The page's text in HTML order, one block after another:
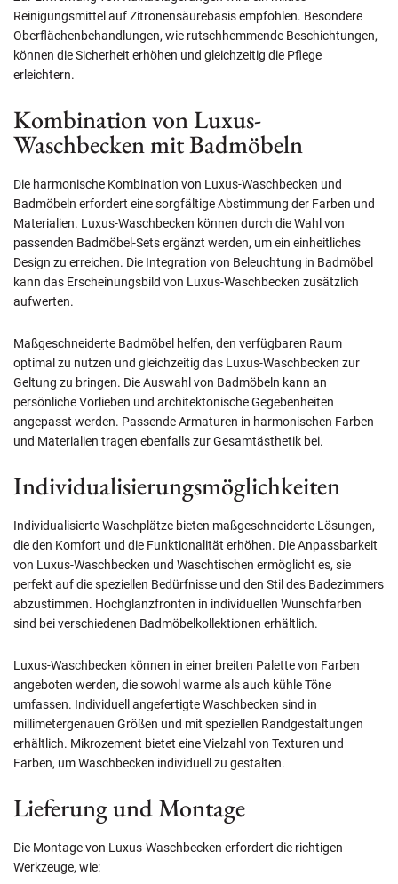
Reinigungsmittel auf Zitronensäurebasis empfohlen. Besondere
Oberflächenbehandlungen, wie rutschhemmende Beschichtungen,
können die Sicherheit erhöhen und gleichzeitig die Pflege
erleichtern.
Kombination von Luxus-
Waschbecken mit Badmöbeln
Die harmonische Kombination von Luxus-Waschbecken und
Badmöbeln erfordert eine sorgfältige Abstimmung der Farben und
Materialien. Luxus-Waschbecken können durch die Wahl von
passenden Badmöbel-Sets ergänzt werden, um ein einheitliches
Design zu erreichen. Die Integration von Beleuchtung in Badmöbel
kann das Erscheinungsbild von Luxus-Waschbecken zusätzlich
aufwerten.
Maßgeschneiderte Badmöbel helfen, den verfügbaren Raum
optimal zu nutzen und gleichzeitig das Luxus-Waschbecken zur
Geltung zu bringen. Die Auswahl von Badmöbeln kann an
persönliche Vorlieben und architektonische Gegebenheiten
angepasst werden. Passende Armaturen in harmonischen Farben
und Materialien tragen ebenfalls zur Gesamtästhetik bei.
Individualisierungsmöglichkeiten
Individualisierte Waschplätze bieten maßgeschneiderte Lösungen,
die den Komfort und die Funktionalität erhöhen. Die Anpassbarkeit
von Luxus-Waschbecken und Waschtischen ermöglicht es, sie
perfekt auf die speziellen Bedürfnisse und den Stil des Badezimmers
abzustimmen. Hochglanzfronten in individuellen Wunschfarben
sind bei verschiedenen Badmöbelkollektionen erhältlich.
Luxus-Waschbecken können in einer breiten Palette von Farben
angeboten werden, die sowohl warme als auch kühle Töne
umfassen. Individuell angefertigte Waschbecken sind in
millimetergenauen Größen und mit speziellen Randgestaltungen
erhältlich. Mikrozement bietet eine Vielzahl von Texturen und
Farben, um Waschbecken individuell zu gestalten.
Lieferung und Montage
Die Montage von Luxus-Waschbecken erfordert die richtigen
Werkzeuge, wie: